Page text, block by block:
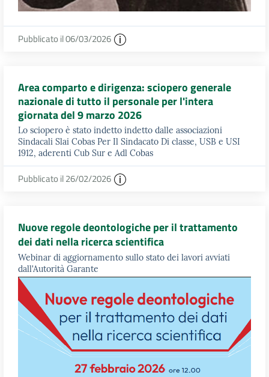
Pubblicato il 06/03/2026
Area comparto e dirigenza: sciopero generale
nazionale di tutto il personale per l'intera
giornata del 9 marzo 2026
Lo sciopero è stato indetto indetto dalle associazioni
Sindacali Slai Cobas Per Il Sindacato Di classe, USB e USI
1912, aderenti Cub Sur e Adl Cobas
Pubblicato il 26/02/2026
Nuove regole deontologiche per il trattamento
dei dati nella ricerca scientifica
Webinar di aggiornamento sullo stato dei lavori avviati
dall'Autorità Garante